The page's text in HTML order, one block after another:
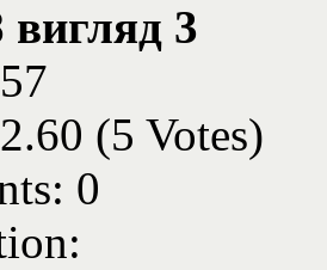
3
(5 Votes)
0